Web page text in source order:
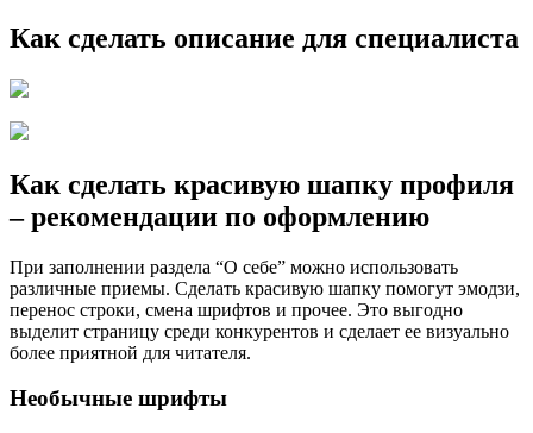
Как сделать описание для специалиста
Как сделать красивую шапку профиля
– рекомендации по оформлению
При заполнении раздела “О себе” можно использовать
различные приемы. Сделать красивую шапку помогут эмодзи,
перенос строки, смена шрифтов и прочее. Это выгодно
выделит страницу среди конкурентов и сделает ее визуально
более приятной для читателя.
Необычные шрифты